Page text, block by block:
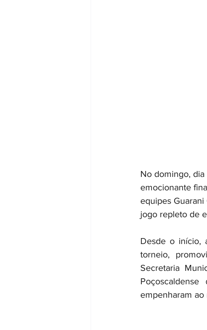
No domingo, dia
emocionante
equipes
jogo repleto de
Desde o início,
torneio,
Secretaria
empenharam ao